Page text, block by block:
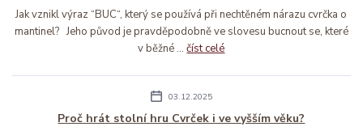
Jak vznikl výraz “BUC“, který se používá při nechtěném nárazu cvrčka o
mantinel? Jeho původ je pravděpodobně ve slovesu bucnout se, které
v běžné ...číst celé
03.12.2025
Proč hrát stolní hru Cvrček i ve vyšším věku?